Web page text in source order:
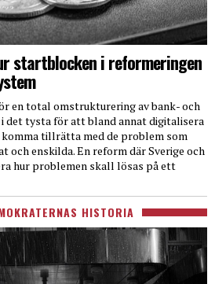
startblocken i reformeringen
en total omstrukturering av bank- och
det tysta för att bland annat digitalisera
tillrätta med de problem som
och enskilda. En reform där Sverige och
hur problemen skall lösas på ett
HISTORIA